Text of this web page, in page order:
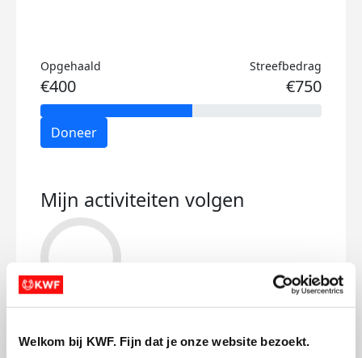
Welkom bij KWF. Fijn dat je onze website bezoekt.
Opgehaald
€400
Streefbedrag
€750
Doneer
Mijn activiteiten volgen
30